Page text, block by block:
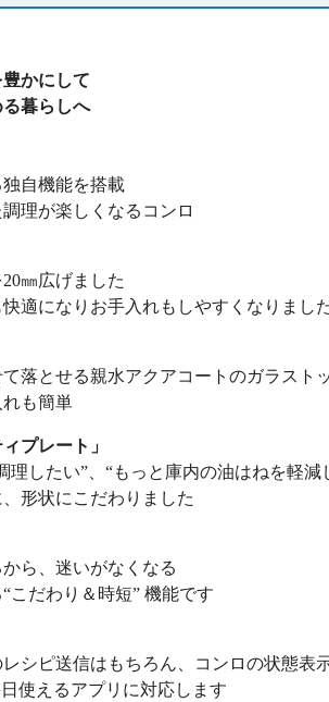
かにして
暮らしへ
自機能を搭載
理が楽しくなるコンロ
㎜広げました
適になりお手入れもしやすくなりまし
落とせる親水アクアコートのガラスト
も簡単
プレート」
理したい”、“もっと庫内の油はねを軽減
形状にこだわりました
ら、迷いがなくなる
こだわり＆時短” 機能です
シピ送信はもちろん、コンロの状態表
使えるアプリに対応します